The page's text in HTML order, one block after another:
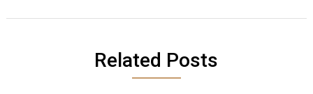
Related Posts